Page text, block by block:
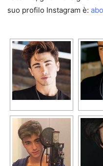
suo profilo Instagram è: